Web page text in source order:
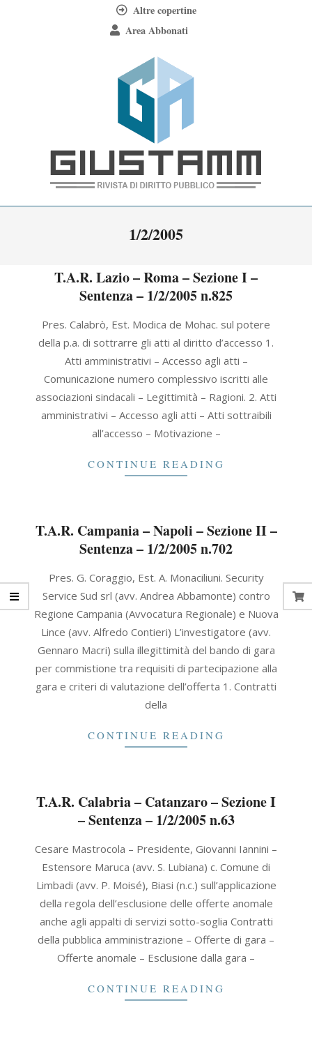
Altre copertine
Area Abbonati
Giustamm
1/2/2005
T.A.R. Lazio – Roma – Sezione I –
Sentenza – 1/2/2005 n.825
02-
01
Pres. Calabrò, Est. Modica de Mohac. sul potere
della p.a. di sottrarre gli atti al diritto d’accesso 1.
Atti amministrativi – Accesso agli atti –
Comunicazione numero complessivo iscritti alle
associazioni sindacali – Legittimità – Ragioni. 2. Atti
amministrativi – Accesso agli atti – Atti sottraibili
all’accesso – Motivazione –
CONTINUE READING
T.A.R. Campania – Napoli – Sezione II –
Sentenza – 1/2/2005 n.702
Pres. G. Coraggio, Est. A. Monaciliuni. Security
Service Sud srl (avv. Andrea Abbamonte) contro
Regione Campania (Avvocatura Regionale) e Nuova
Lince (avv. Alfredo Contieri) L’investigatore (avv.
Gennaro Macri) sulla illegittimità del bando di gara
per commistione tra requisiti di partecipazione alla
gara e criteri di valutazione dell’offerta 1. Contratti
della
CONTINUE READING
T.A.R. Calabria – Catanzaro – Sezione I
– Sentenza – 1/2/2005 n.63
02-
01
Cesare Mastrocola – Presidente, Giovanni Iannini –
Estensore Maruca (avv. S. Lubiana) c. Comune di
Limbadi (avv. P. Moisé), Biasi (n.c.) sull’applicazione
della regola dell’esclusione delle offerte anomale
anche agli appalti di servizi sotto-soglia Contratti
della pubblica amministrazione – Offerte di gara –
Offerte anomale – Esclusione dalla gara –
CONTINUE READING